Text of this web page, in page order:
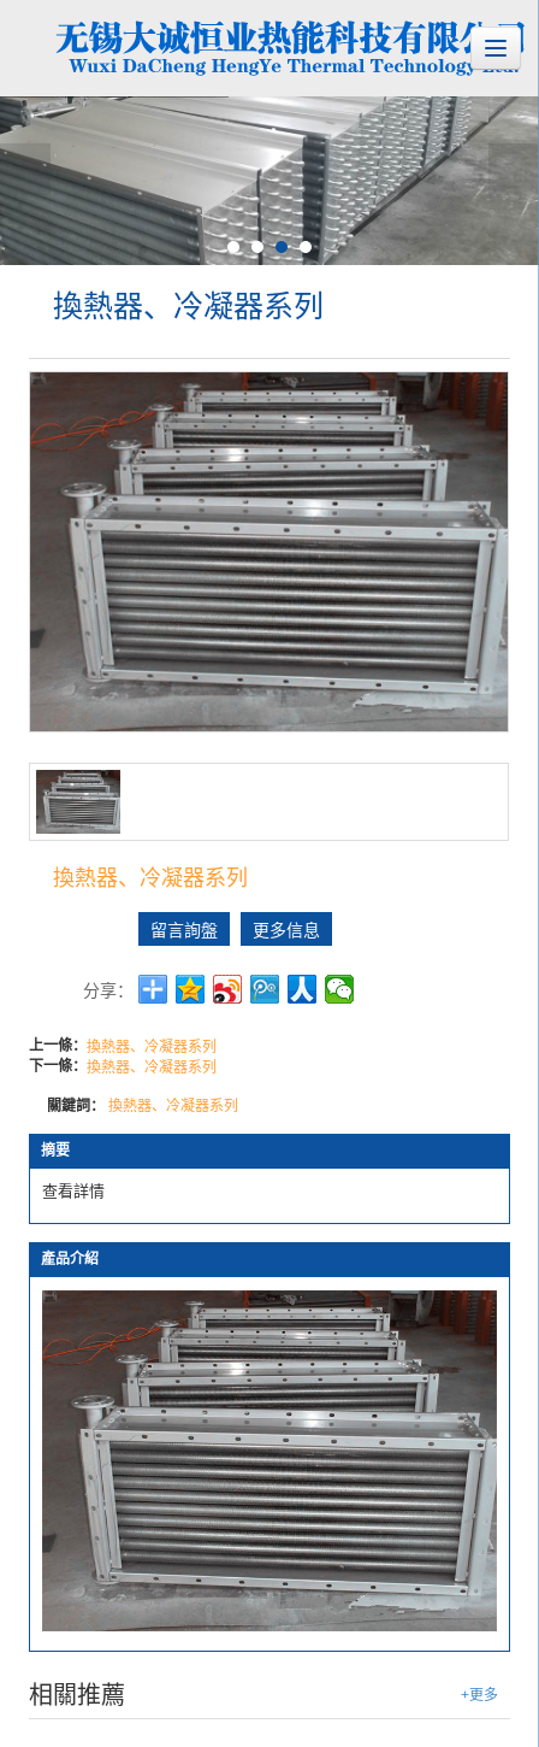
換熱器、冷凝器系列
換熱器、冷凝器系列
留言詢盤 更多信息
分享：
上一條：換熱器、冷凝器系列
下一條：換熱器、冷凝器系列
關鍵詞：換熱器、冷凝器系列
摘要
查看詳情
產品介紹
相關推薦 +更多